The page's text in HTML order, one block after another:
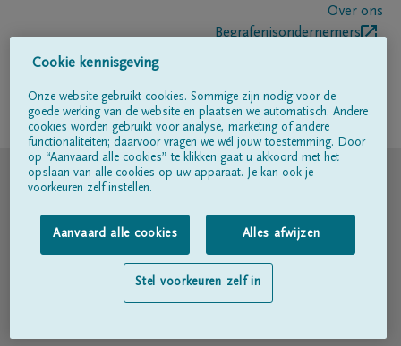
Over ons
Begrafenisondernemers
Volg ons op
© DELA
Gebruiksvoorwaarden
Privacyverklaring
Toegankelijkheidsverklaring
Cookie kennisgeving
Onze website gebruikt cookies. Sommige zijn nodig voor de
goede werking van de website en plaatsen we automatisch. Andere
cookies worden gebruikt voor analyse, marketing of andere
functionaliteiten; daarvoor vragen we wél jouw toestemming. Door
op “Aanvaard alle cookies” te klikken gaat u akkoord met het
opslaan van alle cookies op uw apparaat. Je kan ook je
voorkeuren zelf instellen.
Aanvaard alle cookies Alles afwijzen
Stel voorkeuren zelf in